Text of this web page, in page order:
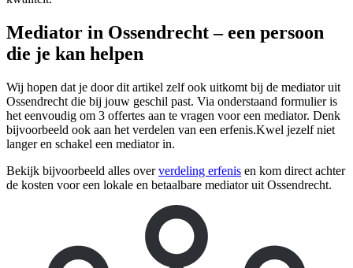
Mediator in Ossendrecht – een persoon
die je kan helpen
Wij hopen dat je door dit artikel zelf ook uitkomt bij de mediator uit
Ossendrecht die bij jouw geschil past. Via onderstaand formulier is
het eenvoudig om 3 offertes aan te vragen voor een mediator. Denk
bijvoorbeeld ook aan het verdelen van een erfenis.Kwel jezelf niet
langer en schakel een mediator in.
Bekijk bijvoorbeeld alles oververdeling erfenis en kom direct achter
de kosten voor een lokale en betaalbare mediator uit Ossendrecht.